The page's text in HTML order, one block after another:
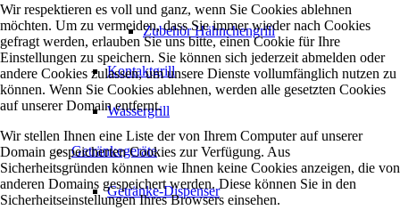
Zubehör Hähnchengrill
Kontaktgrill
Wassergrill
Getränkegeräte
Getränke-Dispenser
Wir respektieren es voll und ganz, wenn Sie Cookies ablehnen
möchten. Um zu vermeiden, dass Sie immer wieder nach Cookies
gefragt werden, erlauben Sie uns bitte, einen Cookie für Ihre
Einstellungen zu speichern. Sie können sich jederzeit abmelden oder
andere Cookies zulassen, um unsere Dienste vollumfänglich nutzen zu
können. Wenn Sie Cookies ablehnen, werden alle gesetzten Cookies
auf unserer Domain entfernt.
Wir stellen Ihnen eine Liste der von Ihrem Computer auf unserer
Domain gespeicherten Cookies zur Verfügung. Aus
Sicherheitsgründen können wie Ihnen keine Cookies anzeigen, die von
anderen Domains gespeichert werden. Diese können Sie in den
Sicherheitseinstellungen Ihres Browsers einsehen.